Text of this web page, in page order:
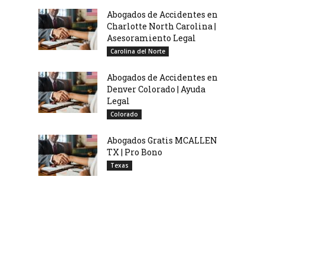
Abogados de Accidentes en
Charlotte North Carolina |
Asesoramiento Legal
Carolina del Norte
Abogados de Accidentes en
Denver Colorado | Ayuda
Legal
Colorado
Abogados Gratis MCALLEN
TX | Pro Bono
Texas